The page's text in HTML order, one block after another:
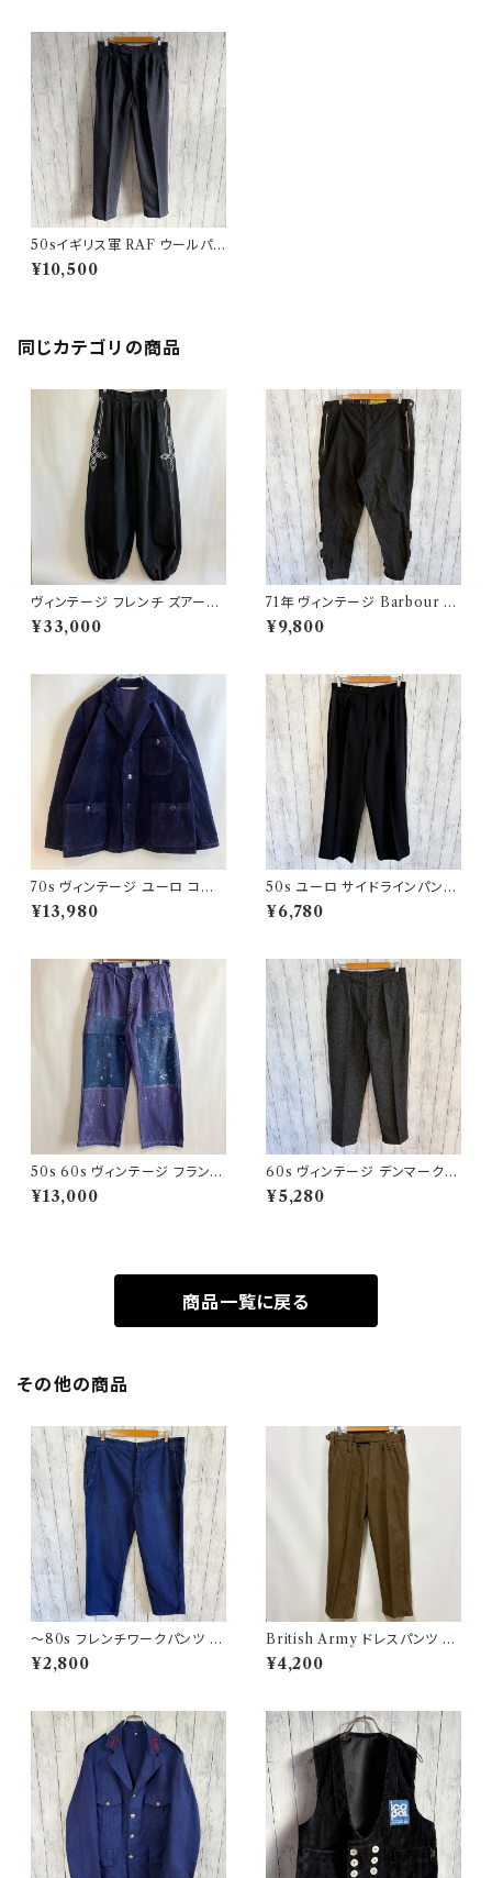
50sイギリス軍 RAF ウールパン
ツ ミリタリーパンツ スラックス
ビンテージ 23
¥10,500
同じカテゴリの商品
ヴィンテージ フレンチ ズアーブ
パンツ ミリタリー フランス軍 フ
レンチアンティーク
¥33,000
71年 ヴィンテージ Barbour 黄
タグ インターナショナルパンツ
オイルドパンツ Barbour
¥9,800
70s ヴィンテージ ユーロ コー
デュロイ セットアップ ビンテー
ジ
¥13,980
50s ユーロ サイドラインパンツ
ウールパンツ ワイドスラックドレ
スパンツ
¥6,780
50s 60s ヴィンテージ フランス
軍 ワークパンツ ペンキ パッチワ
ーク
¥13,000
60s ヴィンテージ デンマーク軍
ウールパンツ ミリタリーパンツ
スラックス
¥5,280
商品一覧に戻る
その他の商品
〜80s フレンチワークパンツ ユ
ーロワーク コットンパンツ
¥2,800
British Army ドレスパンツ イ
ギリス軍 スラックス ミリタリー
パンツ ウールパンツ2
¥4,200